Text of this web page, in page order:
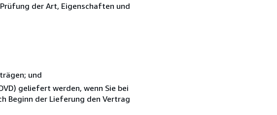
der Art, Eigenschaften und
und
geliefert werden, wenn Sie bei
Beginn der Lieferung den Vertrag